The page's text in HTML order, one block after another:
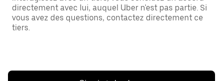
directement avec lui, auquel Uber n'est pas partie. Si
vous avez des questions, contactez directement ce
tiers.